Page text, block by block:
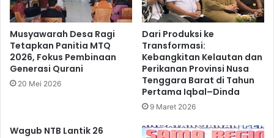
Musyawarah Desa Ragi
Tetapkan Panitia MTQ
2026, Fokus Pembinaan
Generasi Qurani
20 Mei 2026
Dari Produksi ke
Transformasi:
Kebangkitan Kelautan dan
Perikanan Provinsi Nusa
Tenggara Barat di Tahun
Pertama Iqbal–Dinda
9 Maret 2026
Wagub NTB Lantik 26